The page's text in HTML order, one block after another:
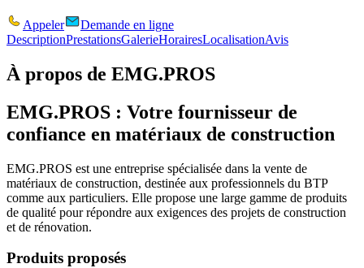
Appeler
Demande en ligne
DescriptionPrestationsGalerieHorairesLocalisationAvis
À propos de EMG.PROS
EMG.PROS : Votre fournisseur de
confiance en matériaux de construction
EMG.PROS est une entreprise spécialisée dans la vente de
matériaux de construction, destinée aux professionnels du BTP
comme aux particuliers. Elle propose une large gamme de produits
de qualité pour répondre aux exigences des projets de construction
et de rénovation.
Produits proposés